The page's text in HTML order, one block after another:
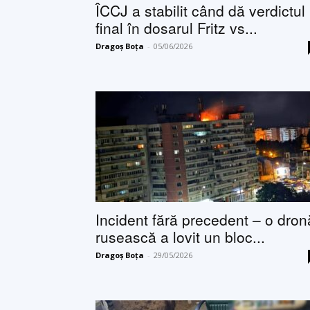
ÎCCJ a stabilit când dă verdictul
final în dosarul Fritz vs...
Dragoș Boța - 05/06/2026
Incident fără precedent – o
rusească a lovit un bloc...
Dragoș Boța - 29/05/2026